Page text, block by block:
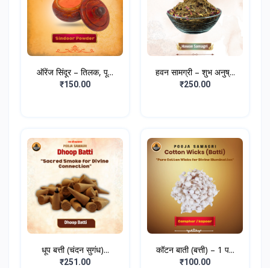
ऑरेंज सिंदूर – तिलक, पू...
₹150.00
हवन सामग्री – शुभ अनुष्...
₹250.00
धूप बत्ती (चंदन सुगंध)...
₹251.00
कॉटन बाती (बत्ती) – 1 प...
₹100.00